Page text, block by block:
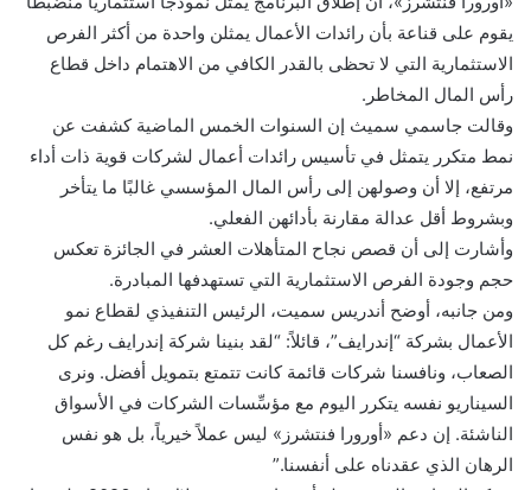
يقوم على قناعة بأن رائدات الأعمال يمثلن واحدة من أكثر الفرص
الاستثمارية التي لا تحظى بالقدر الكافي من الاهتمام داخل قطاع
رأس المال المخاطر.
وقالت جاسمي سميث إن السنوات الخمس الماضية كشفت عن
نمط متكرر يتمثل في تأسيس رائدات أعمال لشركات قوية ذات أداء
مرتفع، إلا أن وصولهن إلى رأس المال المؤسسي غالبًا ما يتأخر
وبشروط أقل عدالة مقارنة بأدائهن الفعلي.
وأشارت إلى أن قصص نجاح المتأهلات العشر في الجائزة تعكس
حجم وجودة الفرص الاستثمارية التي تستهدفها المبادرة.
ومن جانبه، أوضح أندريس سميت، الرئيس التنفيذي لقطاع نمو
الأعمال بشركة “إندرايف”، قائلاً: “لقد بنينا شركة إندرايف رغم كل
الصعاب، ونافسنا شركات قائمة كانت تتمتع بتمويل أفضل. ونرى
السيناريو نفسه يتكرر اليوم مع مؤسِّسات الشركات في الأسواق
الناشئة. إن دعم «أورورا فنتشرز» ليس عملاً خيرياً، بل هو نفس
الرهان الذي عقدناه على أنفسنا.”